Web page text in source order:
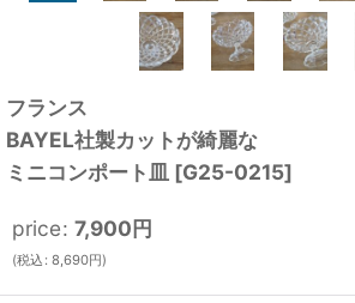
フランス
BAYEL社製カットが綺麗な
ミニコンポート皿 [G25-0215]
price: 7,900円
(税込 : 8,690円)